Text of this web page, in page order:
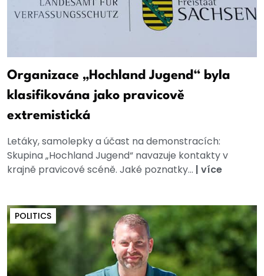
Organizace „Hochland Jugend“ byla
klasifikována jako pravicově
extremistická
Letáky, samolepky a účast na demonstracích:
Skupina „Hochland Jugend“ navazuje kontakty v
krajně pravicové scéně. Jaké poznatky... | více
POLITICS